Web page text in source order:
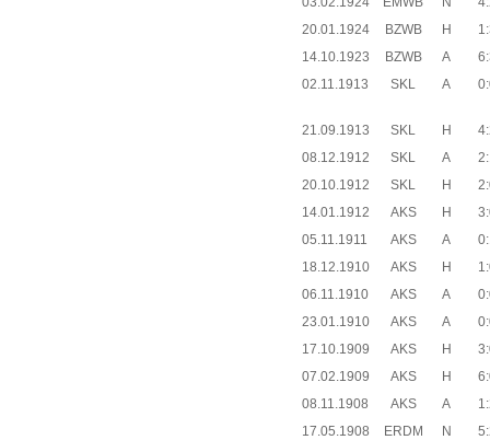
20.01.1924
BZWB H
14.10.1923
BZWB A
02.11.1913
SKL A
21.09.1913 SKL H
08.12.1912
SKL A
20.10.1912
SKL H
14.01.1912
AKS H
05.11.1911
AKS A
18.12.1910
AKS H
06.11.1910
AKS A
23.01.1910
AKS A
17.10.1909
AKS H
07.02.1909
AKS H
08.11.1908
AKS A
17.05.1908
ERDM N